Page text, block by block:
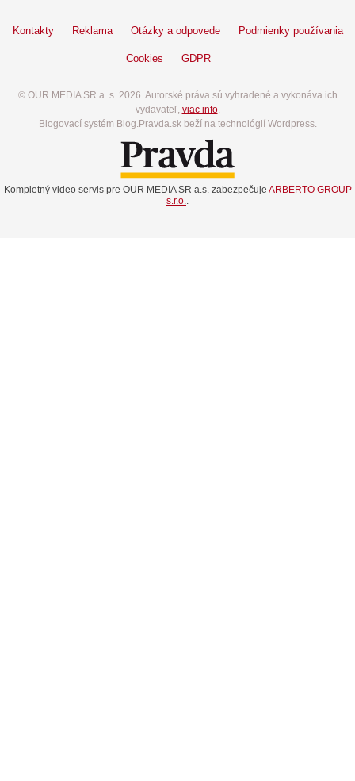
Kontakty Reklama Otázky a odpovede Podmienky používania
Cookies GDPR
© OUR MEDIA SR a. s. 2026. Autorské práva sú vyhradené a vykonáva ich
vydavateľ, viac info.
Blogovací systém Blog.Pravda.sk beží na technológií Wordpress.
Kompletný video servis pre OUR MEDIA SR a.s. zabezpečuje ARBERTO GROUP
s.r.o..